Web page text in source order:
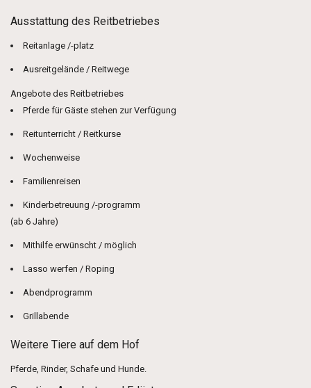
Ausstattung des Reitbetriebes
Reitanlage /-platz
Ausreitgelände / Reitwege
Angebote des Reitbetriebes
Pferde für Gäste stehen zur Verfügung
Reitunterricht / Reitkurse
Wochenweise
Familienreisen
Kinderbetreuung /-programm
(ab 6 Jahre)
Mithilfe erwünscht / möglich
Lasso werfen / Roping
Abendprogramm
Grillabende
Weitere Tiere auf dem Hof
Pferde, Rinder, Schafe und Hunde.